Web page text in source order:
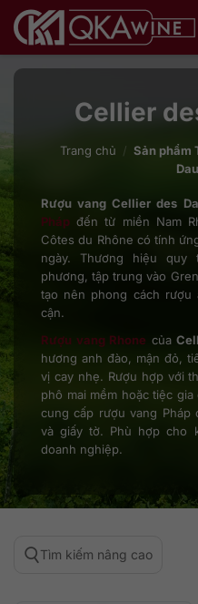
qua
dung
Cellier
Trang chủ / Sản phẩm
Rượu vang Cellier des
Pháp đến từ miền Nam
Côtes du Rhône có tính
ngày. Thương hiệu
phương, tập trung vào
tạo nên phong cách
cận.
Rượu vang Rhone của
hương anh đào, mận đỏ,
vị cay nhẹ. Rượu hợp với
phô mai mềm hoặc tiệc gia
cung cấp rượu vang Pháp
và giấy tờ. Phù hợp cho
doanh nghiệp.
Tìm kiếm nâng cao